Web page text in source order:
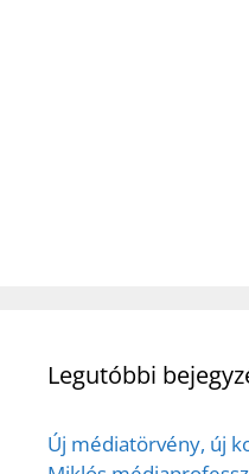
Legutóbbi
Új médiatörvény, új